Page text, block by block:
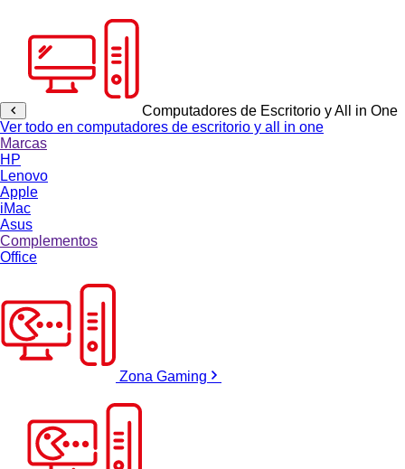
Computadores de Escritorio y All in One
Ver todo en computadores de escritorio y all in one
Marcas
HP
Lenovo
Apple
iMac
Asus
Complementos
Office
Zona Gaming